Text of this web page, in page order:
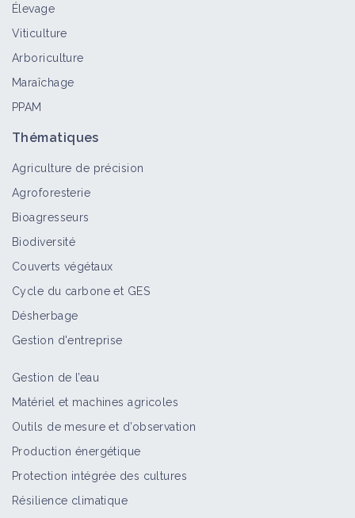
Élevage
Viticulture
Arboriculture
Maraîchage
PPAM
Thématiques
Agriculture de précision
Agroforesterie
Bioagresseurs
Biodiversité
Couverts végétaux
Cycle du carbone et GES
Désherbage
Gestion d'entreprise
Gestion de l’eau
Matériel et machines agricoles
Outils de mesure et d’observation
Production énergétique
Protection intégrée des cultures
Résilience climatique